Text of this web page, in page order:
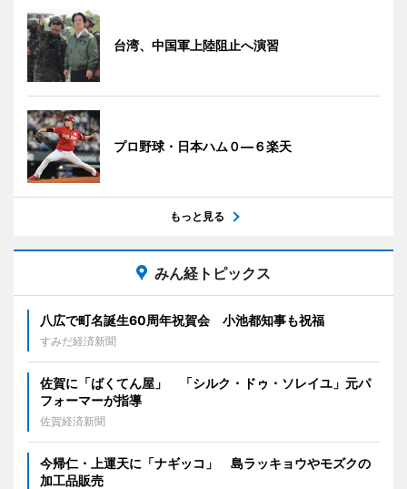
台湾、中国軍上陸阻止へ演習
プロ野球・日本ハム０―６楽天
もっと見る
みん経トピックス
八広で町名誕生60周年祝賀会 小池都知事も祝福
すみだ経済新聞
佐賀に「ばくてん屋」 「シルク・ドゥ・ソレイユ」元パ
フォーマーが指導
佐賀経済新聞
今帰仁・上運天に「ナギッコ」 島ラッキョウやモズクの
加工品販売